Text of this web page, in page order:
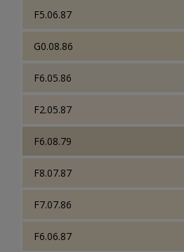
F5.06.87
G0.08.86
F6.05.86
F2.05.87
F6.08.79
F8.07.87
F7.07.86
F6.06.87